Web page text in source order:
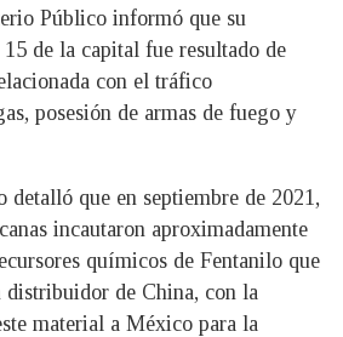
Público informó que su
de la capital fue resultado de
con el tráfico
posesión de armas de fuego y
que en septiembre de 2021,
incautaron aproximadamente
químicos de Fentanilo que
distribuidor de China, con la
material a México para la